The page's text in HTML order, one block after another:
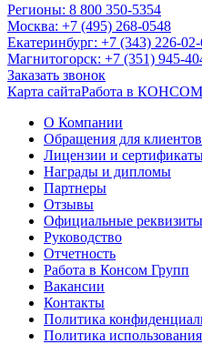
Регионы: 8 800 350-5354
Москва: +7 (495) 268-0548
Екатеринбург: +7 (343) 226-
Магнитогорск: +7 (351) 945-
Заказать звонок
Карта сайтаРабота в
О Компании
Обращения для клиентов
Лицензии и
Награды и дипломы
Партнеры
Отзывы
Официальные реквизиты
Руководство
Отчетность
Работа в Консом Групп
Вакансии
Контакты
Политика
Политика